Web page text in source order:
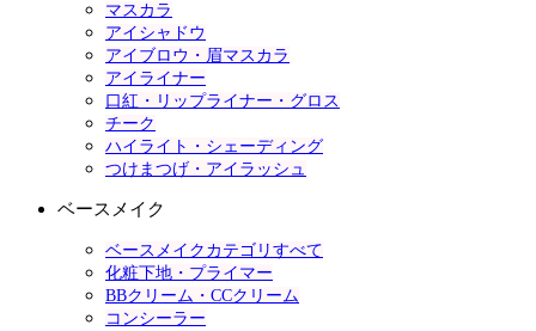
マスカラ
アイシャドウ
アイブロウ・眉マスカラ
アイライナー
口紅・リップライナー・グロス
チーク
ハイライト・シェーディング
つけまつげ・アイラッシュ
ベースメイク
ベースメイクカテゴリすべて
化粧下地・プライマー
BBクリーム・CCクリーム
コンシーラー